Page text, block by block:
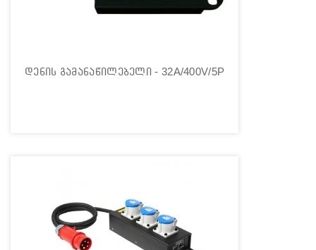
დენის გამანაწილებელი - 32A/400V/5P